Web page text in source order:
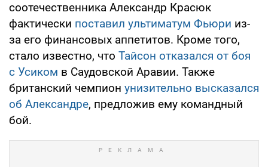
соотечественника Александр Красюк
фактически поставил ультиматум Фьюри из-
за его финансовых аппетитов. Кроме того,
стало известно, что Тайсон отказался от боя
с Усиком в Саудовской Аравии. Также
британский чемпион унизительно высказался
об Александре, предложив ему командный
бой.